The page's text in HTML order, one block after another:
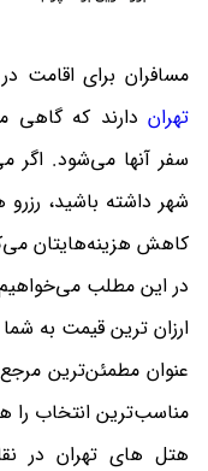
مسافران برای اقامت
تهران دارند که
سفر آنها می‌شود. اگر
شهر داشته باشید،
کاهش هزینه‌هایتان
در این مطلب می‌خواهیم
ارزان ترین قیمت به
عنوان مطمئن‌ترین
مناسب‌ترین انتخاب را
هتل های تهران در